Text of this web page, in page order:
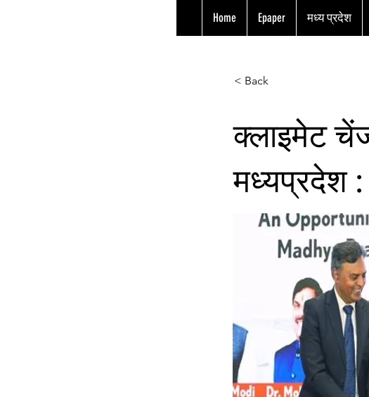
Home Epaper मध्य प्रदेश
< Back
क्लाइमेट
मध्यप्रदेश :